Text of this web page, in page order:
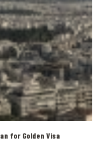
for Golden Visa